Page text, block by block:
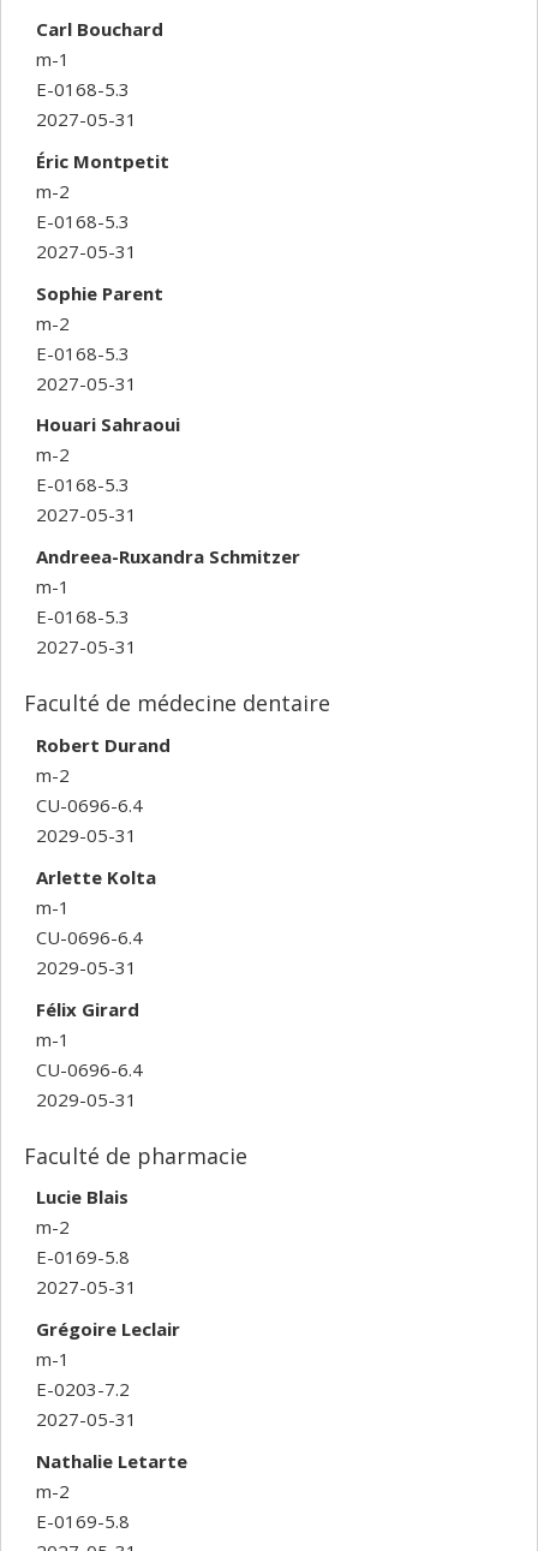
Carl Bouchard
m-1
E-0168-5.3
2027-05-31
Éric Montpetit
m-2
E-0168-5.3
2027-05-31
Sophie Parent
m-2
E-0168-5.3
2027-05-31
Houari Sahraoui
m-2
E-0168-5.3
2027-05-31
Andreea-Ruxandra Schmitzer
m-1
E-0168-5.3
2027-05-31
Faculté de médecine dentaire
Robert Durand
m-2
CU-0696-6.4
2029-05-31
Arlette Kolta
m-1
CU-0696-6.4
2029-05-31
Félix Girard
m-1
CU-0696-6.4
2029-05-31
Faculté de pharmacie
Lucie Blais
m-2
E-0169-5.8
2027-05-31
Grégoire Leclair
m-1
E-0203-7.2
2027-05-31
Nathalie Letarte
m-2
E-0169-5.8